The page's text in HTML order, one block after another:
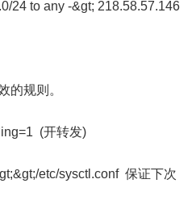
24 to any -&gt; 218.58.57.146
的规则。
(开转发)
etc/sysctl.conf 保证下次